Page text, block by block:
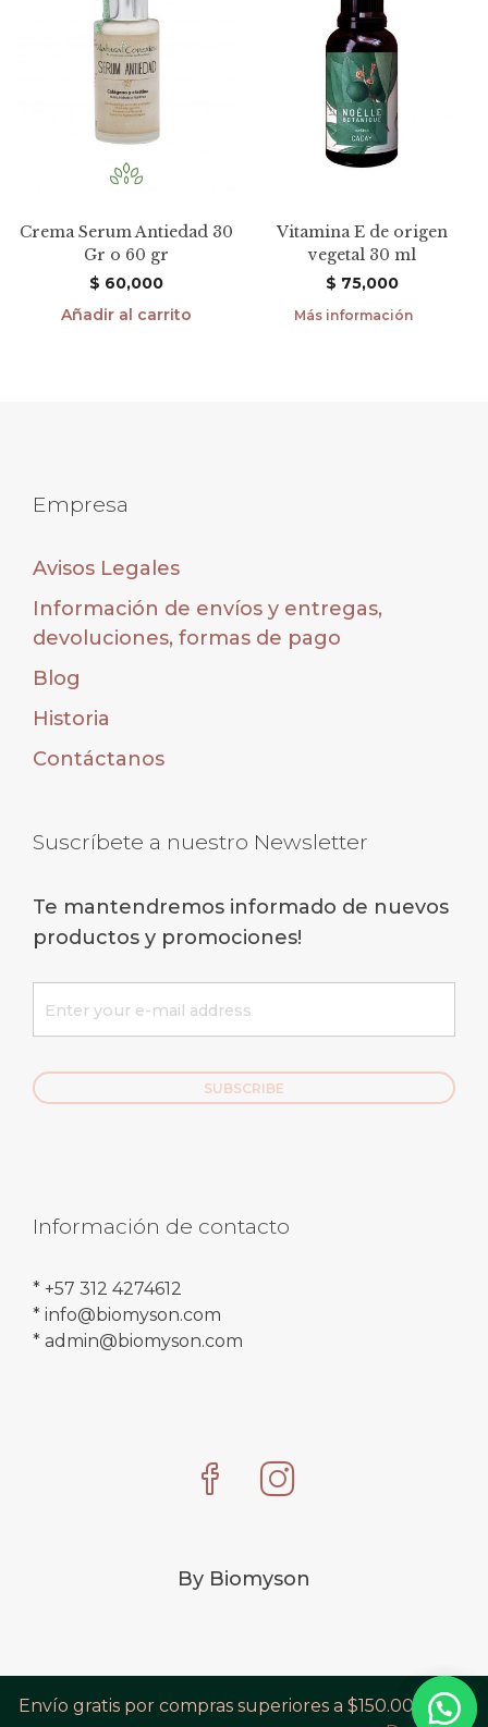
Crema Serum Antiedad 30
Gr o 60 gr
$ 60,000
Añadir al carrito
Vitamina E de origen
vegetal 30 ml
$ 75,000
Más información
Empresa
Avisos Legales
Información de envíos y entregas,
devoluciones, formas de pago
Blog
Historia
Contáctanos
Suscríbete a nuestro Newsletter
Te mantendremos informado de nuevos
productos y promociones!
Información de contacto
* +57 312 4274612
* info@biomyson.com
* admin@biomyson.com
By Biomyson
Envío gratis por compras superiores a $150.000